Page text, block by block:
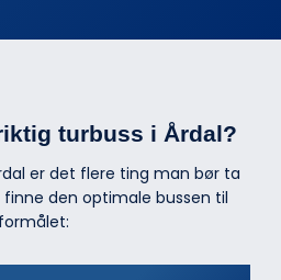
turbuss i Årdal?
er det flere ting man bør ta
den optimale bussen til
formålet: